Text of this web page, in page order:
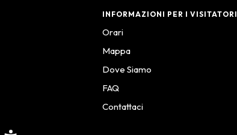
INFORMAZIONI PER I VISITATORI
Orari
Mappa
Dove Siamo
FAQ
Contattaci